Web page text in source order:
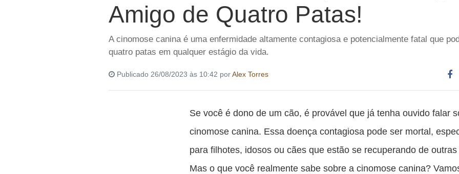
Amigo de Quatro Patas!
A cinomose canina é uma enfermidade altamente contagiosa e potencialmente fatal que
quatro patas em qualquer estágio da vida.
Publicado 26/08/2023 às 10:42 porAlex Torres
Se você é dono de um cão, é provável que já tenha ouvido falar
cinomose canina. Essa doença contagiosa pode ser mortal,
para filhotes, idosos ou cães que estão se recuperando de
Mas o que você realmente sabe sobre a cinomose canina?